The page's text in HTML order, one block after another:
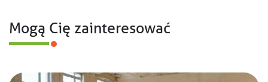
Mogą Cię zainteresować